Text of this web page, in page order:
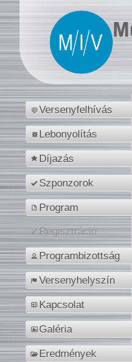
Versenyfelhívás
Lebonyolítás
Díjazás
Szponzorok
Program
Regisztráció
Programbizottság
Versenyhelyszín
Kapcsolat
Galéria
Eredmények